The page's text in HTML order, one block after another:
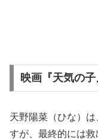
映画『天気の
天野陽菜（ひな）
すが、最終的には